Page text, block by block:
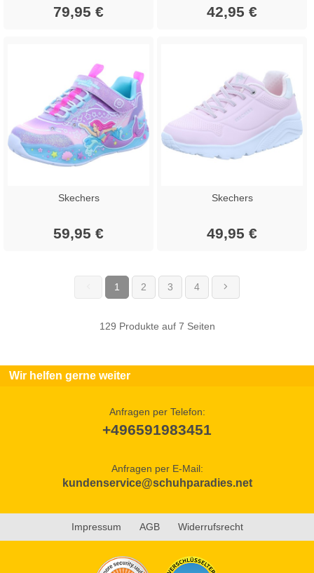
79,95 € 42,95 €
Skechers
59,95 €
Skechers
49,95 €
1 (current)
2 3 4
129 Produkte auf 7 Seiten
Wir helfen gerne weiter
Anfragen per Telefon:
+496591983451
Anfragen per E-Mail:
kundenservice@schuhparadies.net
Impressum AGB Widerrufsrecht